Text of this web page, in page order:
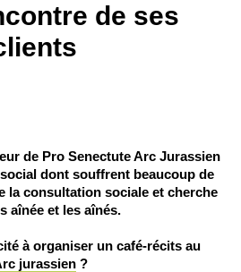
de ses
de Pro Senectute Arc Jurassien
dont souffrent beaucoup de
la consultation sociale et cherche
aînée et les aînés.
à organiser un café-récits au
jurassien ?